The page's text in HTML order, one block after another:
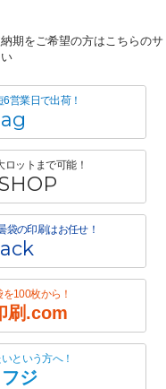
期をご希望の方はこちらのサ
営業日で出荷！
ットまで可能！
袋の印刷はお任せ！
100枚から！
刷.com
という方へ！
ジ